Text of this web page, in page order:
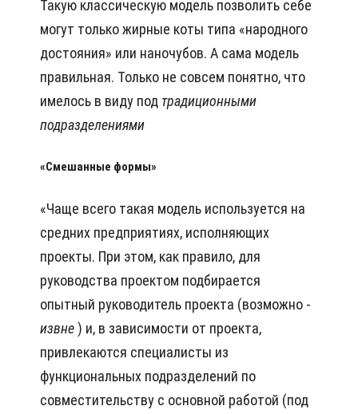
Такую классическую модель позволить себе
могут только жирные коты типа «народного
достояния» или наночубов. А сама модель
правильная. Только не совсем понятно, что
имелось в виду под традиционными
подразделениями
«Смешанные формы»
«Чаще всего такая модель используется на
средних предприятиях, исполняющих
проекты. При этом, как правило, для
руководства проектом подбирается
опытный руководитель проекта (возможно -
извне) и, в зависимости от проекта,
привлекаются специалисты из
функциональных подразделений по
совместительству с основной работой (под